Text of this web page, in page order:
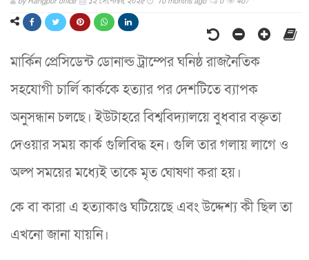
মার্কিন প্রেসিডেন্ট ডোনাল্ড ট্রাম্পের ঘনিষ্ঠ রাজনৈতিক
সহযোগী চার্লি কার্ককে হত্যার পর দেশটিতে ব্যাপক
অনুসন্ধান চলছে। ইউটাহরে বিশ্ববিদ্যালয়ে বুধবার বক্তৃতা
দেওয়ার সময় কার্ক গুলিবিদ্ধ হন। গুলি তার গলায় লাগে ও
অল্প সময়ের মধ্যেই তাকে মৃত ঘোষণা করা হয়।
কে বা কারা এ হত্যাকাণ্ড ঘটিয়েছে এবং উদ্দেশ্য কী ছিল তা
এখনো জানা যায়নি।